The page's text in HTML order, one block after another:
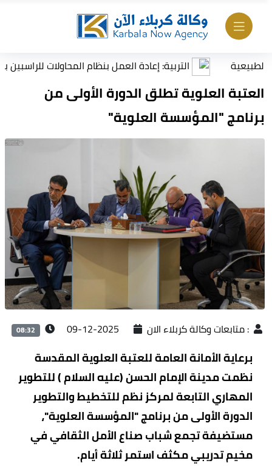
التربية: إعادة العمل بنظام المحاولات للراسبين بمادة أو
العتبة العلوية تطلق الدورة الأولى من
برنامج "المؤسسة العلوية"
متابعات وكالة كربلاء الان 2025-12-09
08:32
برعاية الأمانة العامة للعتبة العلوية المقدسة
نظمت مدينة الإمام الحسن (عليه السلام ) للتطوير
المهاري التابعة لمركز نظم للتخطيط والتطوير
الدورة الأولى من برنامج "المؤسسة العلوية"،
مستضيفة تجمع شباب صناع الأمل الثقافي في
مخيم تدريبي مكثف استمر ثلاثة أيام.